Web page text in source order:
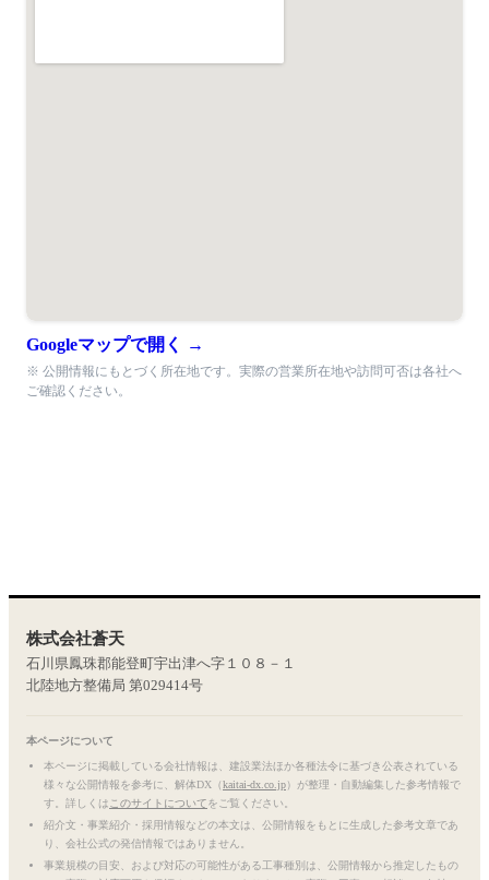
Googleマップで開く →
※ 公開情報にもとづく所在地です。実際の営業所在地や訪問可否は各社へ
ご確認ください。
株式会社蒼天
石川県鳳珠郡能登町宇出津へ字１０８－１
北陸地方整備局 第029414号
本ページについて
本ページに掲載している会社情報は、建設業法ほか各種法令に基づき公表されている
様々な公開情報を参考に、解体DX（kaitai-dx.co.jp）が整理・自動編集した参考情報で
す。詳しくは このサイトについてをご覧ください。
紹介文・事業紹介・採用情報などの本文は、公開情報をもとに生成した参考文章であ
り、会社公式の発信情報ではありません。
事業規模の目安、および対応の可能性がある工事種別は、公開情報から推定したもの